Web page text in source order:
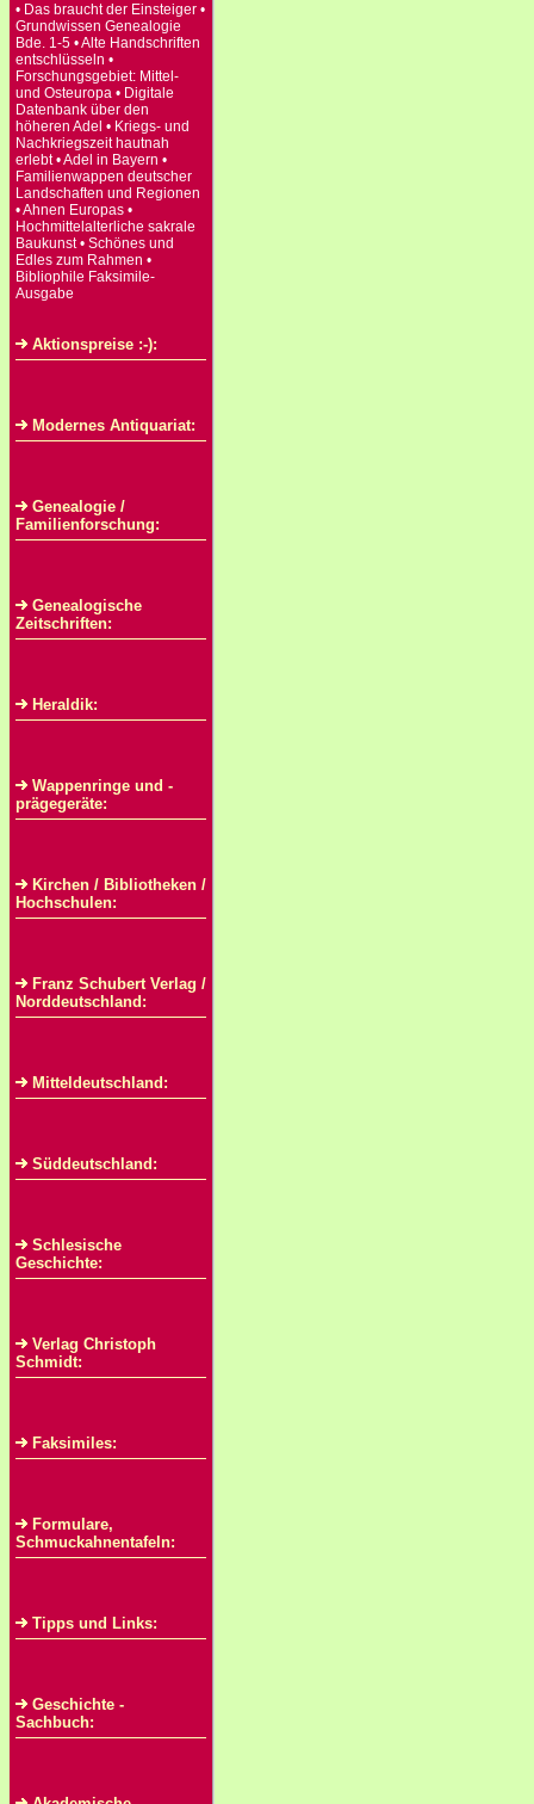
• Das braucht der Einsteiger •
Grundwissen Genealogie
Bde. 1-5 • Alte Handschriften
entschlüsseln •
Forschungsgebiet: Mittel-
und Osteuropa • Digitale
Datenbank über den
höheren Adel • Kriegs- und
Nachkriegszeit hautnah
erlebt • Adel in Bayern •
Familienwappen deutscher
Landschaften und Regionen
• Ahnen Europas •
Hochmittelalterliche sakrale
Baukunst • Schönes und
Edles zum Rahmen •
Bibliophile Faksimile-
Ausgabe
Aktionspreise :-):
Modernes Antiquariat:
Genealogie /
Familienforschung:
Genealogische
Zeitschriften:
Heraldik:
Wappenringe und -
prägegeräte:
Kirchen / Bibliotheken /
Hochschulen:
Franz Schubert Verlag /
Norddeutschland:
Mitteldeutschland:
Süddeutschland:
Schlesische
Geschichte:
Verlag Christoph
Schmidt:
Faksimiles:
Formulare,
Schmuckahnentafeln:
Tipps und Links:
Geschichte -
Sachbuch: